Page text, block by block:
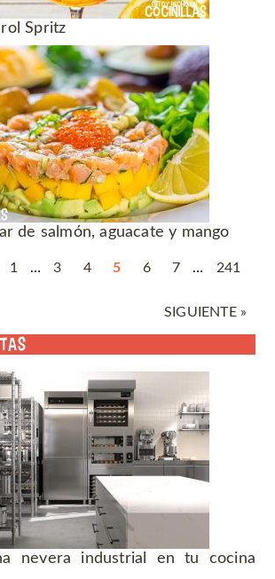
Spritz
de salmón, aguacate y mango
1 … 3 4 5 6 7 … 241
SIGUIENTE »
nevera industrial en tu cocina